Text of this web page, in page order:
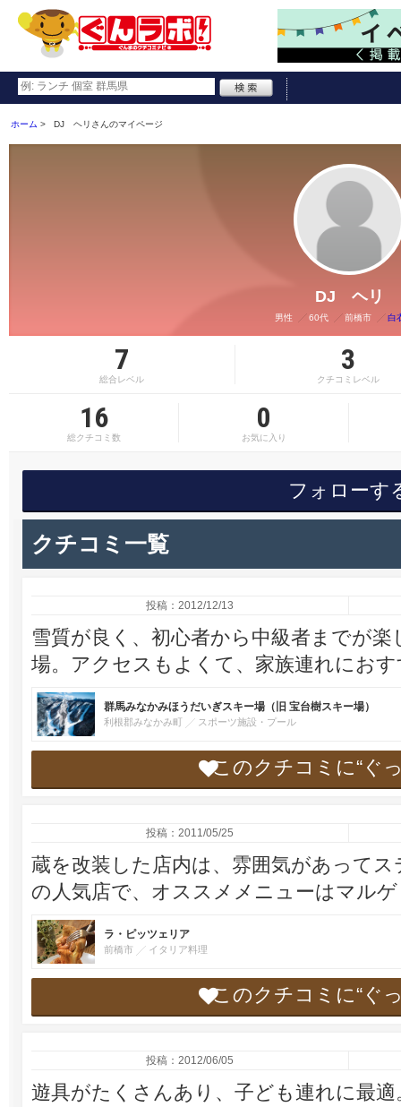
ホーム DJ ヘリさんのマイページ
DJ ヘリ
男性 60代 前橋市 白
7
総合レベル
3
クチコミレベル
16
総クチコミ数
0
お気に入り
フォローす
クチコミ一覧
投稿：2012/12/13
雪質が良く、初心者から中級者までが
場。アクセスもよくて、家族連れにお
群馬みなかみほうだいぎスキー場（旧 宝台樹スキー場）
利根郡みなかみ町 スポーツ施設・プール
このクチコミに“ぐ
投稿：2011/05/25
蔵を改装した店内は、雰囲気があって
の人気店で、オススメメニューはマル
ラ・ピッツェリア
前橋市 イタリア料理
このクチコミに“ぐ
投稿：2012/06/05
遊具がたくさんあり、子ども連れに最